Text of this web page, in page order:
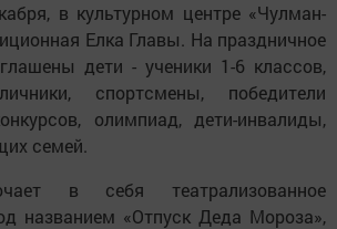
в культурном центре «Чулман-
Елка Главы. На праздничное
дети - ученики 1-6 классов,
спортсмены, победители
олимпиад, дети-инвалиды,
семей.
в себя театрализованное
названием «Отпуск Деда Мороза»,